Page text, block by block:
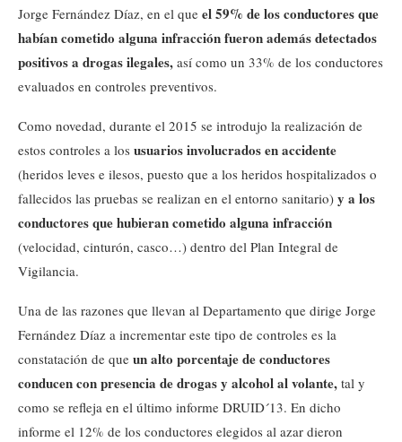
Jorge Fernández Díaz, en el que el 59% de los conductores que
habían cometido alguna infracción fueron además detectados
positivos a drogas ilegales, así como un 33% de los conductores
evaluados en controles preventivos.
Como novedad, durante el 2015 se introdujo la realización de
estos controles a los usuarios involucrados en accidente
(heridos leves e ilesos, puesto que a los heridos hospitalizados o
fallecidos las pruebas se realizan en el entorno sanitario) y a los
conductores que hubieran cometido alguna infracción
(velocidad, cinturón, casco…) dentro del Plan Integral de
Vigilancia.
Una de las razones que llevan al Departamento que dirige Jorge
Fernández Díaz a incrementar este tipo de controles es la
constatación de que un alto porcentaje de conductores
conducen con presencia de drogas y alcohol al volante, tal y
como se refleja en el último informe DRUID´13. En dicho
informe el 12% de los conductores elegidos al azar dieron